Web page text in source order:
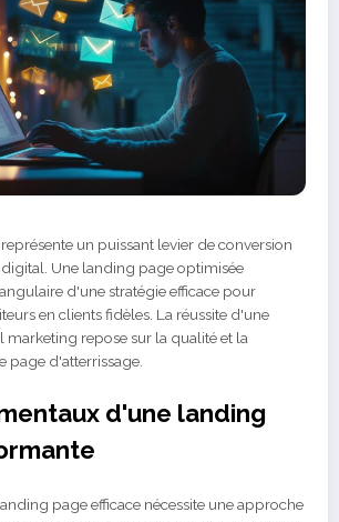
un puissant levier de conversion
Une landing page optimisée
d'une stratégie efficace pour
en clients fidèles. La réussite d'une
repose sur la qualité et la
page d'atterrissage.
d'une landing
page efficace nécessite une approche